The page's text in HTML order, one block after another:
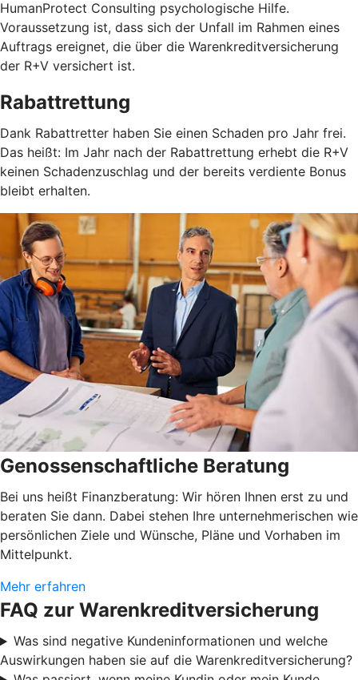
HumanProtect Consulting psychologische Hilfe.
Voraussetzung ist, dass sich der Unfall im Rahmen eines
Auftrags ereignet, die über die Warenkreditversicherung
der R+V versichert ist.
Rabattrettung
Dank Rabattretter haben Sie einen Schaden pro Jahr frei.
Das heißt: Im Jahr nach der Rabattrettung erhebt die R+V
keinen Schadenzuschlag und der bereits verdiente Bonus
bleibt erhalten.
Genossenschaftliche Beratung
Bei uns heißt Finanzberatung: Wir hören Ihnen erst zu und
beraten Sie dann. Dabei stehen Ihre unternehmerischen wie
persönlichen Ziele und Wünsche, Pläne und Vorhaben im
Mittelpunkt.
Mehr erfahren
FAQ zur Warenkreditversicherung
Was sind negative Kundeninformationen und welche
Auswirkungen haben sie auf die Warenkreditversicherung?